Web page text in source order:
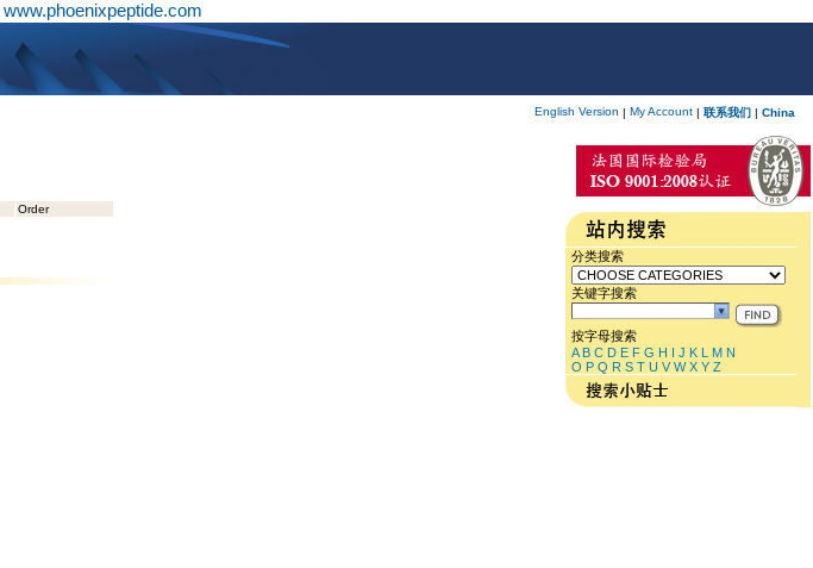
www.phoenixpeptide.com
English Version | My Account | 联系我们 | China
Order
分类搜索
关键字搜索
按字母搜索
A B C D E F G H I J K L M N
O P Q R S T U V W X Y Z